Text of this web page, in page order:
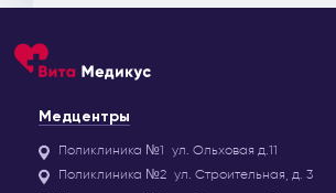
Медцентры
Поликлиника №1 ул. Ольховая д.11
Поликлиника №2 ул. Строительная, д. 3